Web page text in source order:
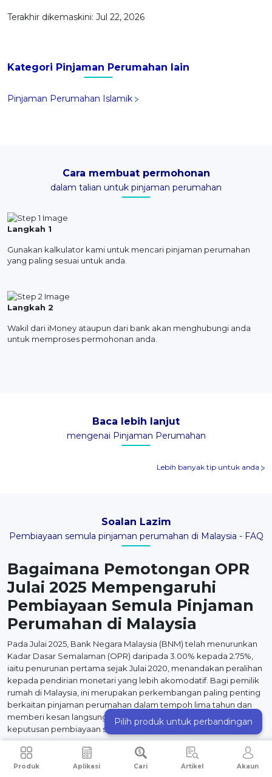
Produk Aplikasi Cari Artikel Akaun
Terakhir dikemaskini: Jul 22, 2026
Kategori Pinjaman Perumahan lain
Pinjaman Perumahan Islamik
Cara membuat permohonan
dalam talian untuk pinjaman perumahan
Langkah 1
Gunakan kalkulator kami untuk mencari pinjaman perumahan
yang paling sesuai untuk anda.
Langkah 2
Wakil dari iMoney ataupun dari bank akan menghubungi anda
untuk memproses permohonan anda.
Baca lebih lanjut
mengenai Pinjaman Perumahan
Lebih banyak tip untuk anda
Soalan Lazim
Pembiayaan semula pinjaman perumahan di Malaysia - FAQ
Bagaimana Pemotongan OPR
Julai 2025 Mempengaruhi
Pembiayaan Semula Pinjaman
Perumahan di Malaysia
Pada Julai 2025, Bank Negara Malaysia (BNM) telah menurunkan
Kadar Dasar Semalaman (OPR) daripada 3.00% kepada 2.75%,
iaitu penurunan pertama sejak Julai 2020, menandakan peralihan
kepada pendirian monetari yang lebih akomodatif. Bagi pemilik
rumah di Malaysia, ini merupakan perkembangan paling penting
berkaitan pinjaman perumahan dalam tempoh lima tahun dan
memberi kesan langsung kepada kos pembiayaan serta
keputusan pembiayaan semula.
OPR ialah penanda aras yang menentukan kadar asas pinjaman
perumahan anda. Apabila BNM menurunkannya, semua bank di
Pilih produk untuk perbandingan